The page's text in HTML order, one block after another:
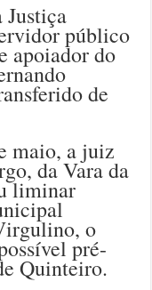
Justiça
público
apoiador do
de
maio, a juiz
da Vara da
liminar
o
pré-
Quinteiro.